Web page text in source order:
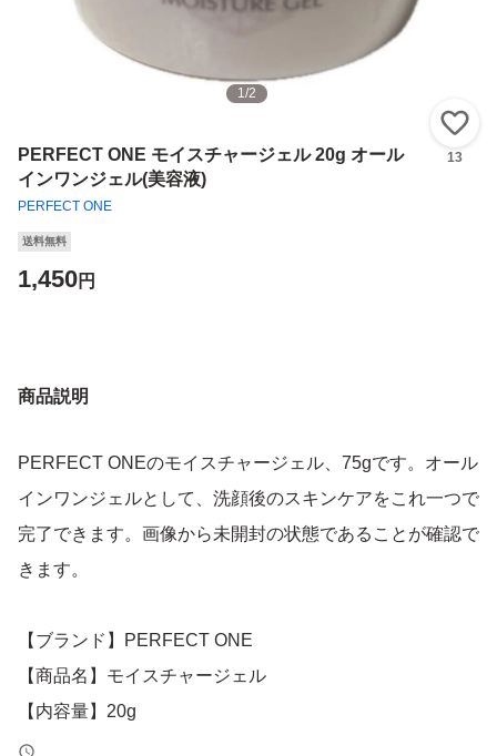
1/2
PERFECT ONE モイスチャージェル 20g オール
インワンジェル(美容液)
PERFECT ONE
13
送料無料
1,450円
商品説明
PERFECT ONEのモイスチャージェル、75gです。オール
インワンジェルとして、洗顔後のスキンケアをこれ一つで
完了できます。画像から未開封の状態であることが確認で
きます。
【ブランド】PERFECT ONE
【商品名】モイスチャージェル
【内容量】20g
【商品の状態】新品未使用